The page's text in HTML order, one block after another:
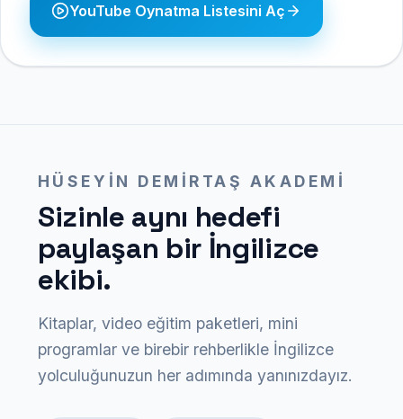
YouTube Oynatma Listesini Aç
HÜSEYIN DEMIRTAŞ AKADEMI
Sizinle aynı hedefi
paylaşan bir İngilizce
ekibi.
Kitaplar, video eğitim paketleri, mini
programlar ve birebir rehberlikle İngilizce
yolculuğunuzun her adımında yanınızdayız.